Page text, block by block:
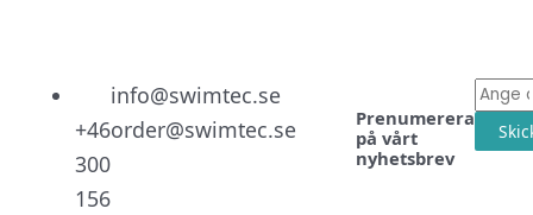
+46
300
156
info@swimtec.se
order@swimtec.se
Prenumerera
på vårt
nyhetsbrev
E-
post